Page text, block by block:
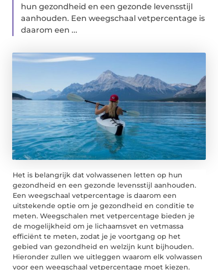
hun gezondheid en een gezonde levensstijl
aanhouden. Een weegschaal vetpercentage is
daarom een ...
Het is belangrijk dat volwassenen letten op hun
gezondheid en een gezonde levensstijl aanhouden.
Een weegschaal vetpercentage is daarom een
uitstekende optie om je gezondheid en conditie te
meten. Weegschalen met vetpercentage bieden je
de mogelijkheid om je lichaamsvet en vetmassa
efficiënt te meten, zodat je je voortgang op het
gebied van gezondheid en welzijn kunt bijhouden.
Hieronder zullen we uitleggen waarom elk volwassen
voor een weegschaal vetpercentage moet kiezen.